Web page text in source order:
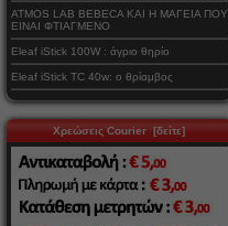
ATMOS LAB BEBECA ΚΑΙ Η ΜΑΓΕΙΑ ΠΟΥ
ΕΙΝΑΙ ΦΤΙΑΓΜΕΝΟ
Eleaf iStick 100W : άγριο θηρίο
Eleaf iStick TC 40w: ο θρίαμβος
Χρεώσεις Courier [δείτε]